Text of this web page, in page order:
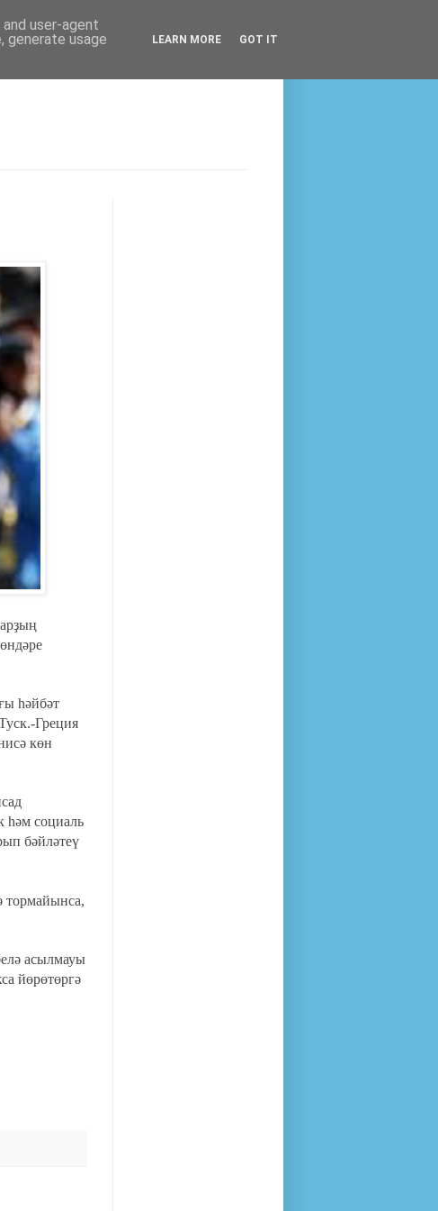
һәйбәт
Греция
көн
һәм социаль
бәйләтеү
тормайынса,
асылмауы
йөрөтөргә
user-agent
generate usage
LEARN MORE GOT IT